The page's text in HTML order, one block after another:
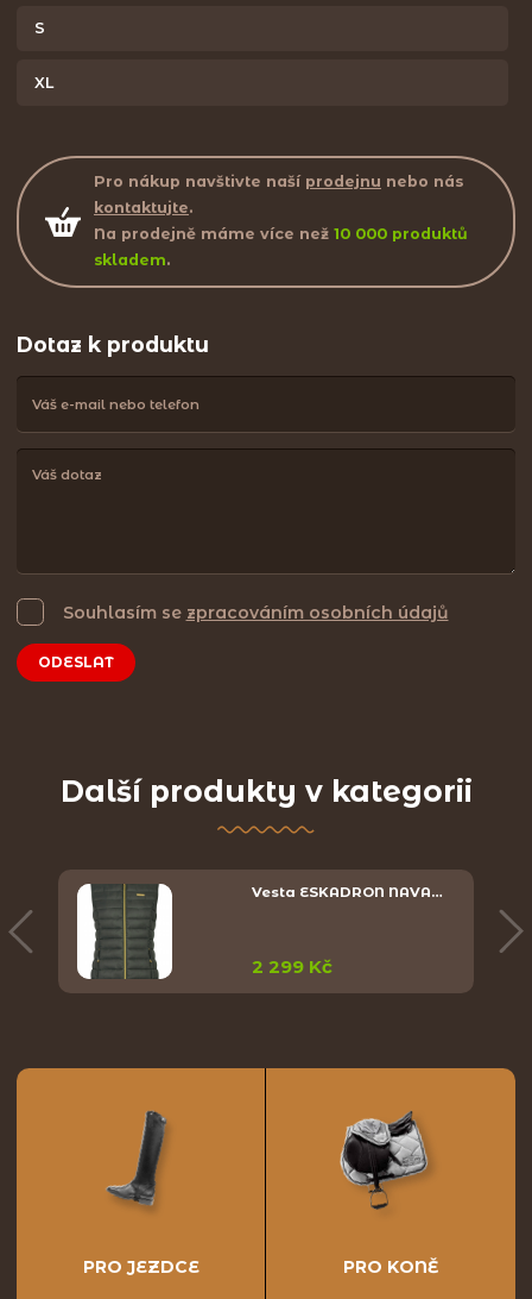
S
XL
Pro nákup navštivte naší prodejnu nebo nás
kontaktujte.
Na prodejně máme více než 10 000 produktů
skladem.
Dotaz k produktu
Souhlasím se zpracováním osobních údajů
ODESLAT
Další produkty v kategorii
Vesta ESKADRON NAVA…
2 299 Kč
PRO JEZDCE PRO KONĚ